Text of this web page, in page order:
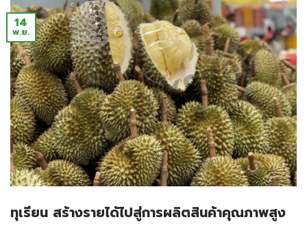
14
พ.ย.
ทุเรียน สร้างรายได้ไปสู่การผลิตสินค้าคุณภาพสูง